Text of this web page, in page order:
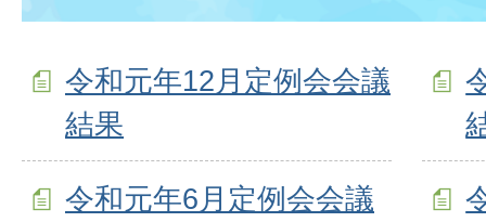
令和元年12月定例会会議
結果
令和元年6月定例会会議